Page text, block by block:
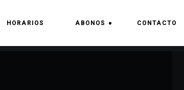
HORARIOS ABONOS CONTACTO